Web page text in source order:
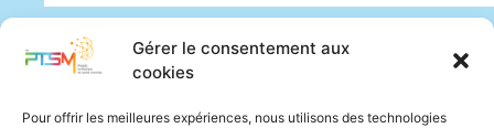
Gérer le consentement aux
cookies
Pour offrir les meilleures expériences, nous utilisons des technologies